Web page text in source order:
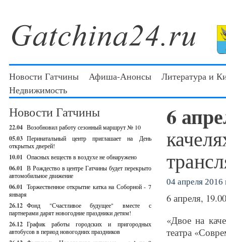
Новости Гатчины Афиша-Анонсы
Литература и
Недвижимость
Новости Гатчины
22.04 Возобновил работу сезонный маршрут № 10
05.03 Перинатальный центр приглашает на День
открытых дверей!
10.01 Опасных веществ в воздухе не обнаружено
06.01 В Рождество в центре Гатчины будет перекрыто
автомобильное движение
06.01 Торжественное открытие катка на Соборной - 7
января
26.12 Фонд "Счастливое будущее" вместе с
партнерами дарят новогодние праздники детям!
26.12 График работы городских и пригородных
автобусов в период новогодних праздников
6
04 апреля 2016
6 апреля, 19.00
«Двое на
театра